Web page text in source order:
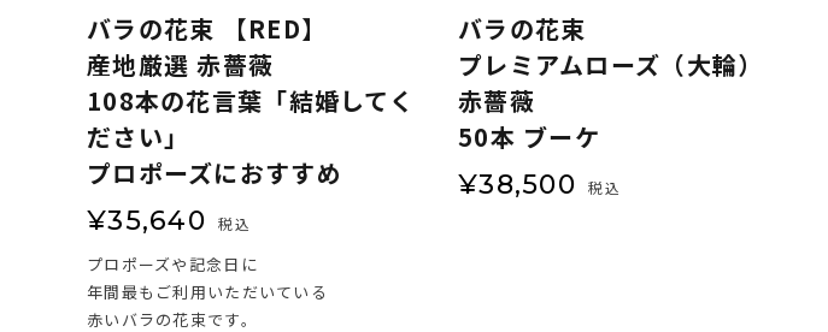
バラの花束 【RED】
産地厳選 赤薔薇
108本の花言葉「結婚してく
ださい」
プロポーズにおすすめ
¥35,640 税込
プロポーズや記念日に
年間最もご利用いただいている
赤いバラの花束です。
バラの花束
プレミアムローズ（大輪）
赤薔薇
50本 ブーケ
¥38,500 税込